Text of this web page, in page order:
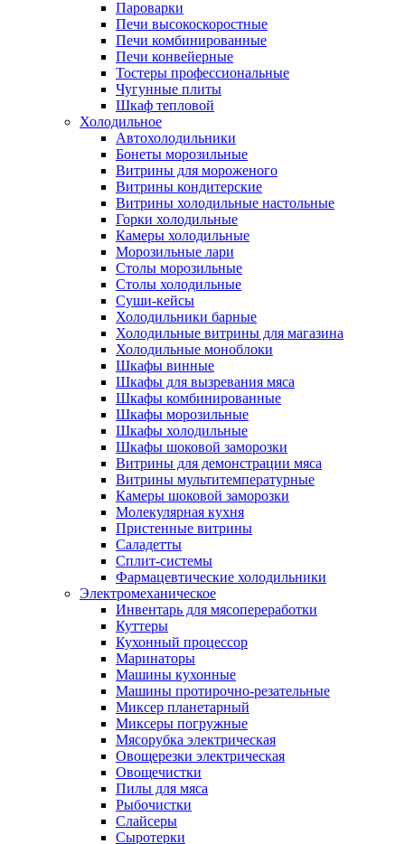
Пароварки
Печи высокоскоростные
Печи комбинированные
Печи конвейерные
Тостеры профессиональные
Чугунные плиты
Шкаф тепловой
Холодильное
Автохолодильники
Бонеты морозильные
Витрины для мороженого
Витрины кондитерские
Витрины холодильные настольные
Горки холодильные
Камеры холодильные
Морозильные лари
Столы морозильные
Столы холодильные
Суши-кейсы
Холодильники барные
Холодильные витрины для магазина
Холодильные моноблоки
Шкафы винные
Шкафы для вызревания мяса
Шкафы комбинированные
Шкафы морозильные
Шкафы холодильные
Шкафы шоковой заморозки
Витрины для демонстрации мяса
Витрины мультитемпературные
Камеры шоковой заморозки
Молекулярная кухня
Пристенные витрины
Саладетты
Сплит-системы
Фармацевтические холодильники
Электромеханическое
Инвентарь для мясопереработки
Куттеры
Кухонный процессор
Маринаторы
Машины кухонные
Машины протирочно-резательные
Миксер планетарный
Миксеры погружные
Мясорубка электрическая
Овощерезки электрическая
Овощечистки
Пилы для мяса
Рыбочистки
Слайсеры
Сыротерки